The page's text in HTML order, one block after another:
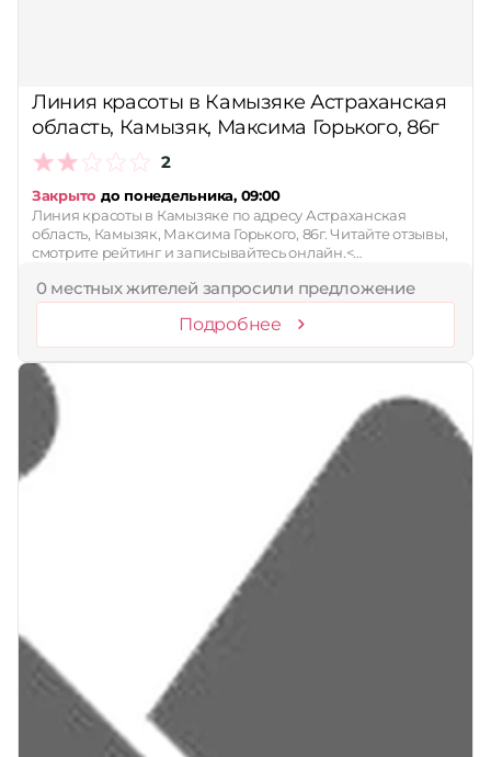
Линия красоты в Камызяке Астраханская
область, Камызяк, Максима Горького, 86г
2
Закрыто до понедельника, 09:00
Линия красоты в Камызяке по адресу Астраханская
область, Камызяк, Максима Горького, 86г. Читайте отзывы,
смотрите рейтинг и записывайтесь онлайн.<…
0 местных жителей запросили предложение
Подробнее